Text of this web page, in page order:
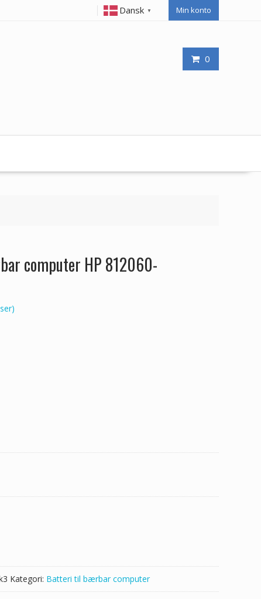
Dansk ▼ Min konto
0
computer HP 812060-
Kategori: Batteri til bærbar computer